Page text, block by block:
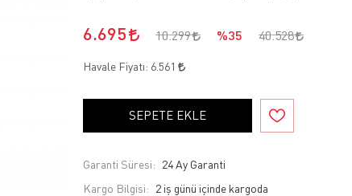
6.695 10.299 %35 40.528
Havale Fiyatı: 6.561
SEPETE EKLE
Garanti Süresi: 24 Ay Garanti
Kargo Bilgisi: 2 iş günü içinde kargoda